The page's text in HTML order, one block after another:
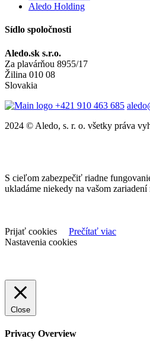
Aledo Holding
Sídlo spoločnosti
Aledo.sk s.r.o.
Za plavárňou 8955/17
Žilina 010 08
Slovakia
+421 910 463 685
2024 © Aledo, s. r. o. všetky práva
S cieľom zabezpečiť riadne
ukladáme niekedy na vašom zariadení
Prijať cookies
Prečítať viac
Nastavenia cookies
Close
Privacy Overview